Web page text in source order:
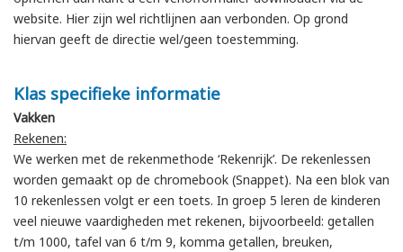
website. Hier zijn wel richtlijnen aan verbonden. Op grond
hiervan geeft de directie wel/geen toestemming.
Klas specifieke informatie
Vakken
Rekenen:
We werken met de rekenmethode ‘Rekenrijk’. De rekenlessen
worden gemaakt op de chromebook (Snappet). Na een blok van
10 rekenlessen volgt er een toets. In groep 5 leren de kinderen
veel nieuwe vaardigheden met rekenen, bijvoorbeeld: getallen
t/m 1000, tafel van 6 t/m 9, komma getallen, breuken,